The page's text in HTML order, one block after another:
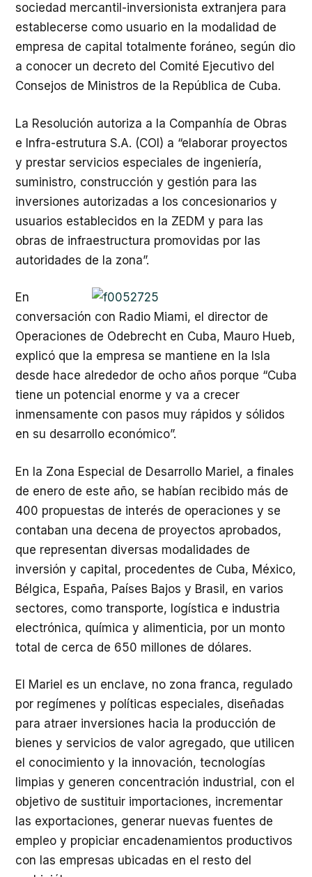
sociedad mercantil-inversionista extranjera para
establecerse como usuario en la modalidad de
empresa de capital totalmente foráneo, según dio
a conocer un decreto del Comité Ejecutivo del
Consejos de Ministros de la República de Cuba.
La Resolución autoriza a la Companhía de Obras
e Infra-estrutura S.A. (COI) a “elaborar proyectos
y prestar servicios especiales de ingeniería,
suministro, construcción y gestión para las
inversiones autorizadas a los concesionarios y
usuarios establecidos en la ZEDM y para las
obras de infraestructura promovidas por las
autoridades de la zona”.
En
conversación con Radio Miami, el director de
Operaciones de Odebrecht en Cuba, Mauro Hueb,
explicó que la empresa se mantiene en la Isla
desde hace alrededor de ocho años porque “Cuba
tiene un potencial enorme y va a crecer
inmensamente con pasos muy rápidos y sólidos
en su desarrollo económico”.
En la Zona Especial de Desarrollo Mariel, a finales
de enero de este año, se habían recibido más de
400 propuestas de interés de operaciones y se
contaban una decena de proyectos aprobados,
que representan diversas modalidades de
inversión y capital, procedentes de Cuba, México,
Bélgica, España, Países Bajos y Brasil, en varios
sectores, como transporte, logística e industria
electrónica, química y alimenticia, por un monto
total de cerca de 650 millones de dólares.
El Mariel es un enclave, no zona franca, regulado
por regímenes y políticas especiales, diseñadas
para atraer inversiones hacia la producción de
bienes y servicios de valor agregado, que utilicen
el conocimiento y la innovación, tecnologías
limpias y generen concentración industrial, con el
objetivo de sustituir importaciones, incrementar
las exportaciones, generar nuevas fuentes de
empleo y propiciar encadenamientos productivos
con las empresas ubicadas en el resto del